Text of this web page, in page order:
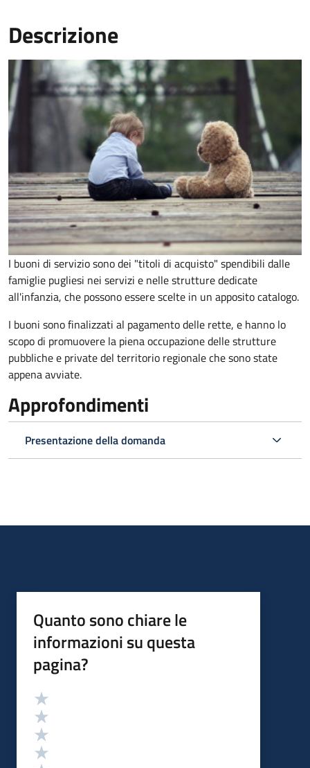
Descrizione
I buoni di servizio sono dei "titoli di acquisto" spendibili dalle
famiglie pugliesi nei servizi e nelle strutture dedicate
all'infanzia, che possono essere scelte in un apposito catalogo.
I buoni sono finalizzati al pagamento delle rette, e hanno lo
scopo di promuovere la piena occupazione delle strutture
pubbliche e private del territorio regionale che sono state
appena avviate.
Approfondimenti
Presentazione della domanda
Quanto sono chiare le
informazioni su questa
pagina?
Valutazione